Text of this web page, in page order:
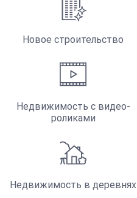
Новое строительство
Недвижимость с видео-
роликами
Недвижимость в деревнях